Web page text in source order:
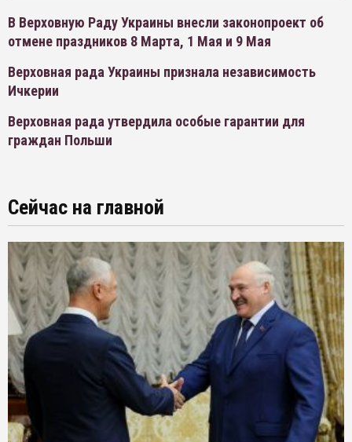
В Верховную Раду Украины внесли законопроект об
отмене праздников 8 Марта, 1 Мая и 9 Мая
Верховная рада Украины признала независимость
Ичкерии
Верховная рада утвердила особые гарантии для
граждан Польши
Сейчас на главной